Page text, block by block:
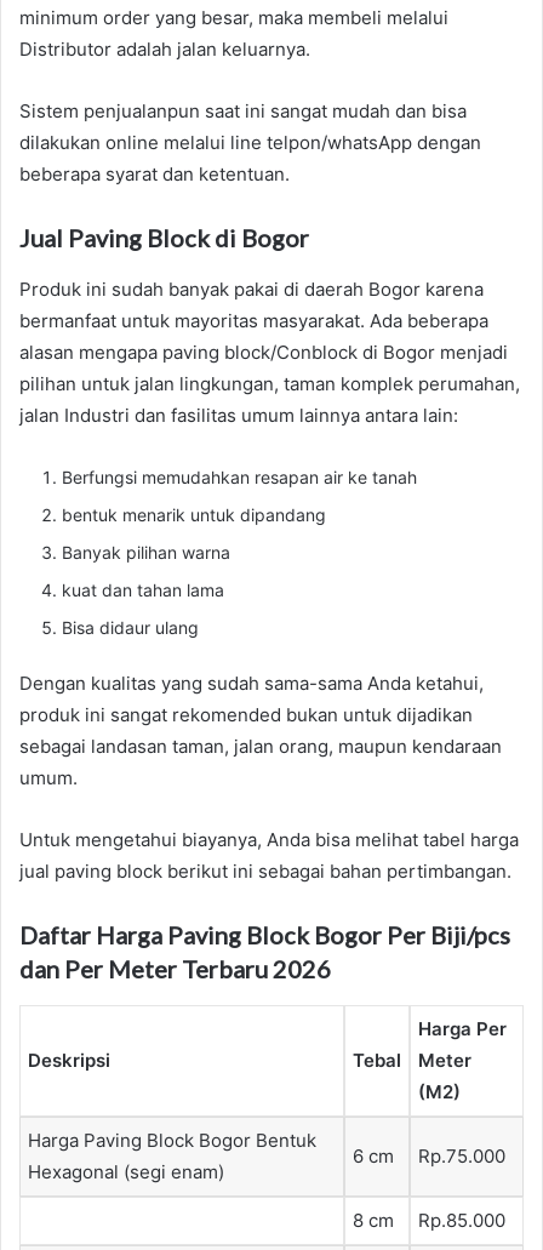
minimum order yang besar, maka membeli melalui
Distributor adalah jalan keluarnya.
Sistem penjualanpun saat ini sangat mudah dan bisa
dilakukan online melalui line telpon/whatsApp dengan
beberapa syarat dan ketentuan.
Jual Paving Block di Bogor
Produk ini sudah banyak pakai di daerah Bogor karena
bermanfaat untuk mayoritas masyarakat. Ada beberapa
alasan mengapa paving block/Conblock di Bogor menjadi
pilihan untuk jalan lingkungan, taman komplek perumahan,
jalan Industri dan fasilitas umum lainnya antara lain:
Berfungsi memudahkan resapan air ke tanah
bentuk menarik untuk dipandang
Banyak pilihan warna
kuat dan tahan lama
Bisa didaur ulang
Dengan kualitas yang sudah sama-sama Anda ketahui,
produk ini sangat rekomended bukan untuk dijadikan
sebagai landasan taman, jalan orang, maupun kendaraan
umum.
Untuk mengetahui biayanya, Anda bisa melihat tabel harga
jual paving block berikut ini sebagai bahan pertimbangan.
Daftar Harga Paving Block Bogor Per Biji/pcs
dan Per Meter Terbaru 2026
Deskripsi Tebal
Harga Per
Meter
(M2)
Harga Paving Block Bogor Bentuk
Hexagonal (segi enam)
6 cm Rp.75.000
8 cm Rp.85.000